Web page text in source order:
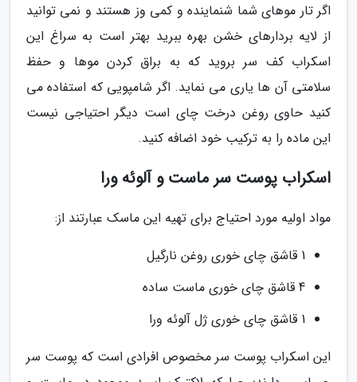
اگر تار موهای شما شنماینده و کمی وز هستند و نمی توانید
از لایه بردارهای خشن بهره ببرید بهتر است به سراغ این
اسکراب کف سر بروید که به براق کردن موها و حفظ
سلامتی آن ها یاری می نماید. اگر شامپویی که استفاده می
کنید حاوی روغن درخت چای است دیگر احتیاجی نیست
این ماده را به ترکیب خود اضافه کنید.
اسکراب پوست سر ماست و آلوئه ورا
مواد اولیه مورد احتیاج برای تهیه این ماسک عبارتند از:
1 قاشق چای خوری روغن نارگیل
4 قاشق چای خوری ماست ساده
1 قاشق چای خوری ژل آلوئه ورا
این اسکراب پوست سر مخصوص افرادی است که پوست سر